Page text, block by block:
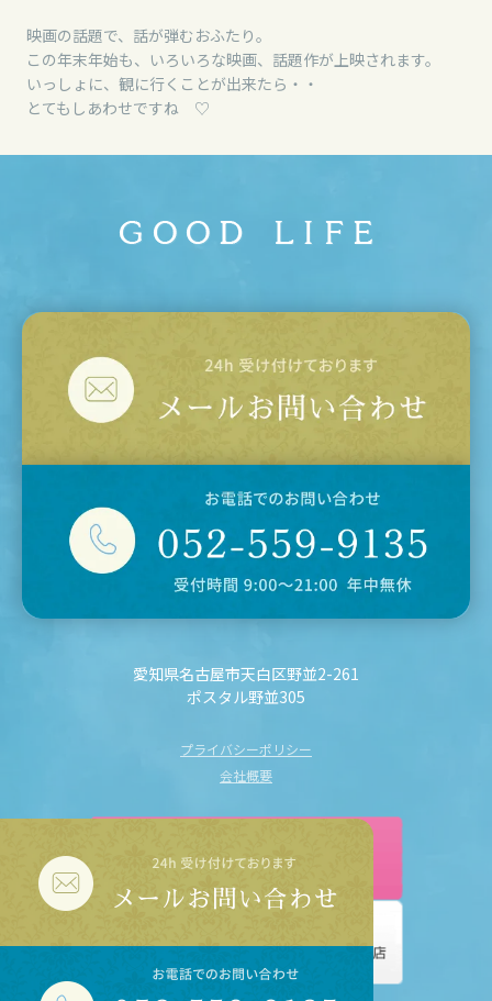
映画の話題で、話が弾むおふたり。
この年末年始も、いろいろな映画、話題作が上映されます。
いっしょに、観に行くことが出来たら・・
とてもしあわせですね ♡
愛知県名古屋市天白区野並2-261
ポスタル野並305
プライバシーポリシー
会社概要